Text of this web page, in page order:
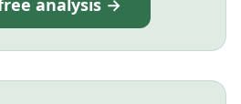
analysis →